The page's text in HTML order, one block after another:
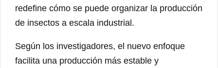
redefine cómo se puede organizar la producción
de insectos a escala industrial.
Según los investigadores, el nuevo enfoque
facilita una producción más estable y